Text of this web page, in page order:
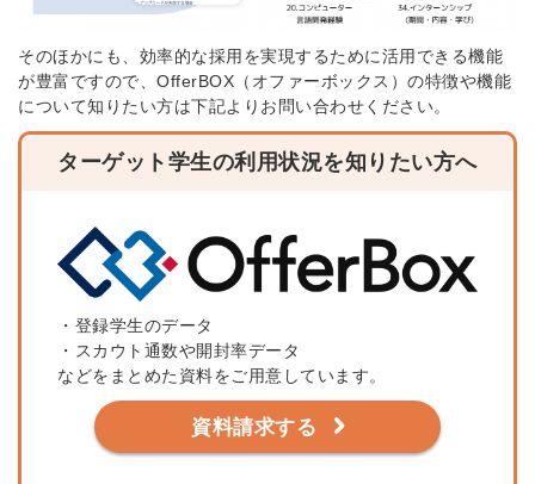
そのほかにも、効率的な採用を実現するために活用できる機能
が豊富ですので、OfferBOX（オファーボックス）の特徴や機能
について知りたい方は下記よりお問い合わせください。
ターゲット学生の利用状況を知りたい方へ
・登録学生のデータ
・スカウト通数や開封率データ
などをまとめた資料をご用意しています。
資料請求する